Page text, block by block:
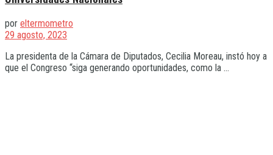
por eltermometro
29 agosto, 2023
La presidenta de la Cámara de Diputados, Cecilia Moreau, instó hoy a
que el Congreso “siga generando oportunidades, como la ...